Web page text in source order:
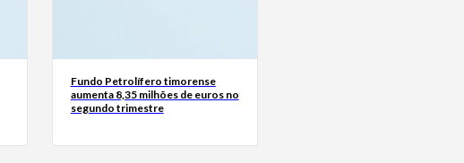
Fundo Petrolífero timorense
aumenta 8,35 milhões de euros no
segundo trimestre